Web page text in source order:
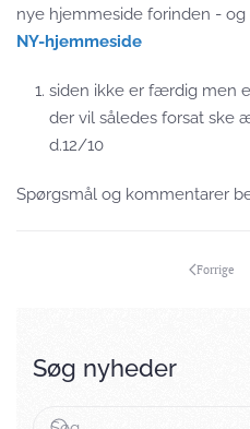
nye hjemmeside forinden -
NY-hjemmeside
siden ikke er færdig men
der vil således forsat ske
d.12/10
Spørgsmål og kommentarer
Forrige
Søg nyheder